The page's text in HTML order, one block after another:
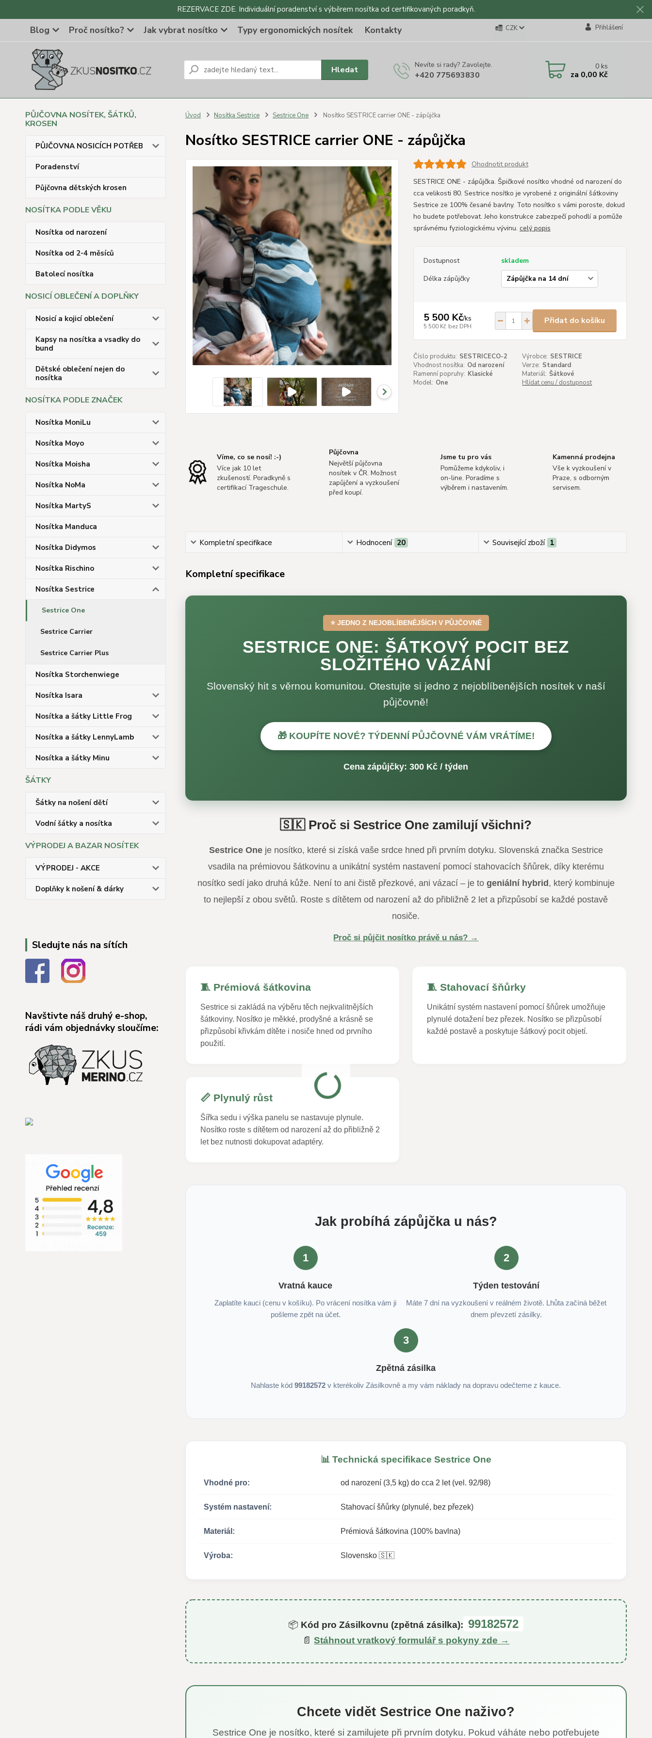
REZERVACE ZDE. Individuální poradenství s výběrem nosítka od certifikovaných poradkyň.
Blog Proč nosítko? Jak vybrat nosítko Typy ergonomických nosítek Kontakty CZK Přihlášení
Hledat Nevíte si rady? Zavolejte.
+420 775693830
0ks
za 0,00 Kč
PŮJČOVNA NOSÍTEK, ŠÁTKŮ,
KROSEN
PŮJČOVNA NOSICÍCH POTŘEB
Poradenství
Půjčovna dětských krosen
NOSÍTKA PODLE VĚKU
Nosítka od narození
Nosítka od 2-4 měsíců
Batolecí nosítka
NOSICÍ OBLEČENÍ A DOPLŇKY
Nosicí a kojicí oblečení
Kapsy na nosítka a vsadky do
bund
Dětské oblečení nejen do
nosítka
NOSÍTKA PODLE ZNAČEK
Nosítka MoniLu
Nosítka Moyo
Nosítka Moisha
Nosítka NoMa
Nosítka MartyS
Nosítka Manduca
Nosítka Didymos
Nosítka Rischino
Nosítka Sestrice
Sestrice One
Sestrice Carrier
Sestrice Carrier Plus
Nosítka Storchenwiege
Nosítka Isara
Nosítka a šátky Little Frog
Nosítka a šátky LennyLamb
Nosítka a šátky Minu
ŠÁTKY
Šátky na nošení dětí
Vodní šátky a nosítka
VÝPRODEJ A BAZAR NOSÍTEK
VÝPRODEJ - AKCE
Doplňky k nošení & dárky
Sledujte nás na sítích
Navštivte náš druhý e-shop,
rádi vám objednávky sloučíme:
Úvod Nosítka Sestrice Sestrice One Nosítko SESTRICE carrier ONE - zápůjčka
Nosítko SESTRICE carrier ONE - zápůjčka
Ohodnotit produkt
SESTRICE ONE - zápůjčka. Špičkové nosítko vhodné od narození do
cca velikosti 80. Sestrice nosítko je vyrobené z originální šátkoviny
Sestrice ze 100% česané bavlny. Toto nosítko s vámi poroste, dokud
ho budete potřebovat. Jeho konstrukce zabezpečí pohodlí a pomůže
správnému fyziologickému vývinu. celý popis
Dostupnost
skladem
Délka zápůjčky
5 500 Kč/ks
5 500 Kč bez DPH
Přidat do košíku
Číslo produktu: SESTRICECO-2 Výrobce: SESTRICE
Vhodnost nosítka: Od narození Verze: Standard
Ramenní popruhy: Klasické Materiál: Šátkové
Model: One Hlídat cenu / dostupnost
Víme, co se nosí! :-)
Více jak 10 let
zkušeností. Poradkyně s
certifikací Trageschule.
Půjčovna
Největší půjčovna
nosítek v ČR. Možnost
zapůjčení a vyzkoušení
před koupí.
Jsme tu pro vás
Pomůžeme kdykoliv, i
on-line. Poradíme s
výběrem i nastavením.
Kamenná prodejna
Vše k vyzkoušení v
Praze, s odborným
servisem.
Kompletní specifikace Hodnocení 20 Související zboží 1
Kompletní specifikace
⭐ JEDNO Z NEJOBLÍBENĚJŠÍCH V PŮJČOVNĚ
SESTRICE ONE: ŠÁTKOVÝ POCIT BEZ
SLOŽITÉHO VÁZÁNÍ
Slovenský hit s věrnou komunitou. Otestujte si jedno z nejoblíbenějších nosítek v naší
půjčovně!
🎁 KOUPÍTE NOVÉ? TÝDENNÍ PŮJČOVNÉ VÁM VRÁTÍME!
Cena zápůjčky: 300 Kč / týden
🇸🇰 Proč si Sestrice One zamilují všichni?
Sestrice Oneje nosítko, které si získá vaše srdce hned při prvním dotyku. Slovenská značka Sestrice
vsadila na prémiovou šátkovinu a unikátní systém nastavení pomocí stahovacích šňůrek, díky kterému
nosítko sedí jako druhá kůže. Není to ani čistě přezkové, ani vázací – je to geniální hybrid, který kombinuje
to nejlepší z obou světů. Roste s dítětem od narození až do přibližně 2 let a přizpůsobí se každé postavě
nosiče.
Proč si půjčit nosítko právě u nás? →
🧵 Prémiová šátkovina
Sestrice si zakládá na výběru těch nejkvalitnějších
šátkoviny. Nosítko je měkké, prodyšné a krásně se
přizpůsobí křivkám dítěte i nosiče hned od prvního
použití.
🧵 Stahovací šňůrky
Unikátní systém nastavení pomocí šňůrek umožňuje
plynulé dotažení bez přezek. Nosítko se přizpůsobí
každé postavě a poskytuje šátkový pocit objetí.
📏 Plynulý růst
Šířka sedu i výška panelu se nastavuje plynule.
Nosítko roste s dítětem od narození až do přibližně 2
let bez nutnosti dokupovat adaptéry.
Jak probíhá zápůjčka u nás?
1
Vratná kauce
Zaplatíte kauci (cenu v košíku). Po vrácení nosítka vám ji
pošleme zpět na účet.
2
Týden testování
Máte 7 dní na vyzkoušení v reálném životě. Lhůta začíná běžet
dnem převzetí zásilky.
3
Zpětná zásilka
Nahlaste kód99182572 v kterékoliv Zásilkovně a my vám náklady na dopravu odečteme z kauce.
📊 Technická specifikace Sestrice One
Vhodné pro: od narození (3,5 kg) do cca 2 let (vel. 92/98)
Systém nastavení: Stahovací šňůrky (plynulé, bez přezek)
Materiál: Prémiová šátkovina (100% bavlna)
Výroba: Slovensko 🇸🇰
📦 Kód pro Zásilkovnu (zpětná zásilka): 99182572
📄Stáhnout vratkový formulář s pokyny zde →
Chcete vidět Sestrice One naživo?
Sestrice One je nosítko, které si zamilujete při prvním dotyku. Pokud váháte nebo potřebujete